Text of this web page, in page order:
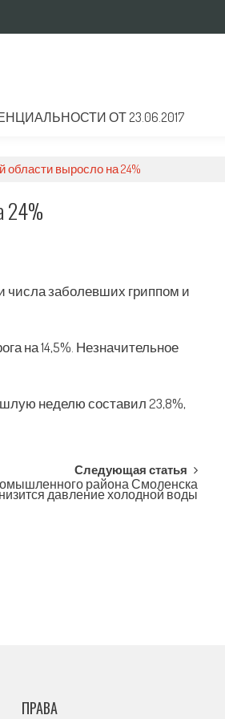
ОТ 23.06.2017
выросло на 24%
24%
числа заболевших гриппом и
на 14,5%. Незначительное
неделю составил 23,8%,
Следующая статья
района Смоленска
давление холодной воды
ПРАВА